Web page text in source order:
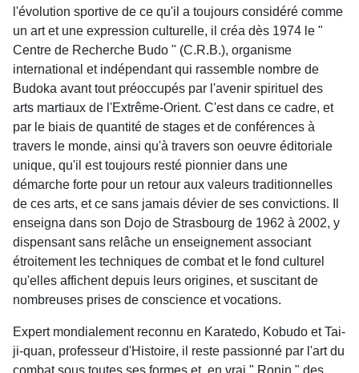
l'évolution sportive de ce qu'il a toujours considéré comme
un art et une expression culturelle, il créa dès 1974 le "
Centre de Recherche Budo " (C.R.B.), organisme
international et indépendant qui rassemble nombre de
Budoka avant tout préoccupés par l'avenir spirituel des
arts martiaux de l'Extrême-Orient. C'est dans ce cadre, et
par le biais de quantité de stages et de conférences à
travers le monde, ainsi qu'à travers son oeuvre éditoriale
unique, qu'il est toujours resté pionnier dans une
démarche forte pour un retour aux valeurs traditionnelles
de ces arts, et ce sans jamais dévier de ses convictions. Il
enseigna dans son Dojo de Strasbourg de 1962 à 2002, y
dispensant sans relâche un enseignement associant
étroitement les techniques de combat et le fond culturel
qu'elles affichent depuis leurs origines, et suscitant de
nombreuses prises de conscience et vocations.
Expert mondialement reconnu en Karatedo, Kobudo et Tai-
ji-quan, professeur d'Histoire, il reste passionné par l'art du
combat sous toutes ses formes et, en vrai " Ronin " des